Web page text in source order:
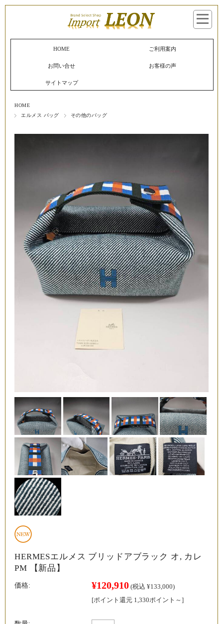
HOME ご利用案内
お問い合せ お客様の声
サイトマップ
HOME
エルメス バッグ
その他のバッグ
HERMESエルメス ブリッドアブラック オ, カレ
PM 【新品】
価格: ¥120,910 (税込 ¥133,000)
[ポイント還元 1,330ポイント～]